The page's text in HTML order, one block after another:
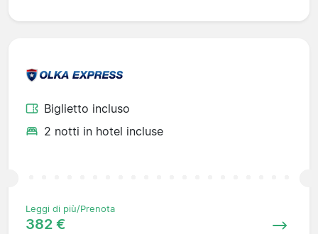
Biglietto incluso
2 notti in hotel incluse
Leggi di più/Prenota
382 €